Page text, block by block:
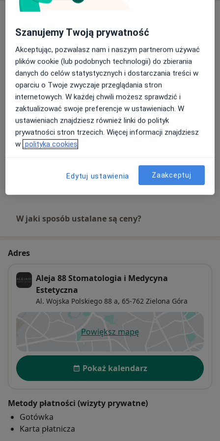
Usługi i ceny
Konsultacja stomatologiczna
Od 150 zł Szczegóły
Doraźna pomoc stomatologiczna,
pacjent z bólem
Od 250 zł Szczegóły
Umów wizytę
Leczenie zachowawcze
Od 450 zł Szczegóły Umów wizytę
Szczegóły Umów wizytę
W jaki sposób ustalane są ceny?
Adres
Aleja 88 Stomatologia i Medycyna
Estetyczna
Al. Wojska Polskiego 88 a, 65-762 Zielona Góra
Powiększ mapęotwiera się w nowej karcie
Dostępność
Pokaż kalendarz
Metody płatności (wizyty prywatne)
Gotówka
Karta płatnicza
Szanujemy Twoją prywatność
Akceptując, pozwalasz nam i naszym partnerom używać
plików cookie (lub podobnych technologii) do zbierania
danych do celów statystycznych i dostarczania treści w
oparciu o Twoje zwyczaje przeglądania stron
internetowych. W każdej chwili możesz sprawdzić i
zaktualizować swoje preferencje w ustawieniach. W
ustawieniach znajdziesz również linki do polityk
prywatności stron trzecich. Więcej informacji znajdziesz
w polityka cookies
Edytuj ustawienia Zaakceptuj